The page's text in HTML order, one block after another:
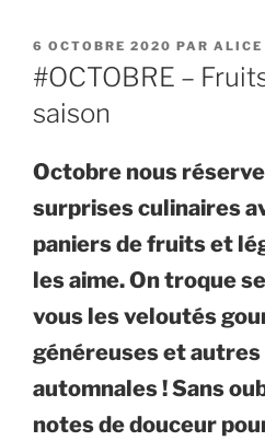
PUBLIÉ
LE
6 OCTOBRE 2020 PAR ALICE
#OCTOBRE –
saison
Octobre nous
surprises culinaires
paniers de fruits et
les aime. On troque
vous les veloutés
généreuses et
automnales ! Sans
notes de douceur